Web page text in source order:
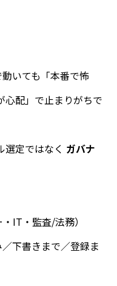
動いても「本番で怖
心配」で止まりがちで
定ではなく ガバナ
IT ・監査/法務）
／下書きまで／登録ま